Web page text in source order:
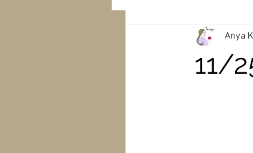
11/
Anya